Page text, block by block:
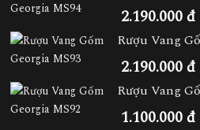
2.190.000 đ
Rượu Vang
2.190.000 đ
Rượu Vang
1.100.000 đ